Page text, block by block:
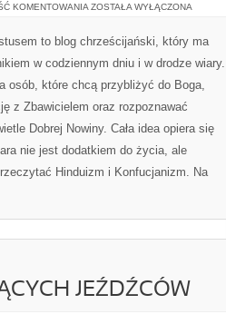
KOMENTOWANIA RYTUAŁY
ZOSTAŁA WYŁĄCZONA
to blog chrześcijański, który ma
w codziennym dniu i w drodze wiary.
osób, które chcą przybliżyć do Boga,
z Zbawicielem oraz rozpoznawać
Dobrej Nowiny. Cała idea opiera się
nie jest dodatkiem do życia, ale
Hinduizm i Konfucjanizm. Na
JEŹDŹCÓW